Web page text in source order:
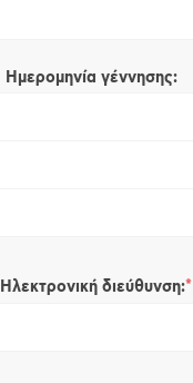
Ημερομηνία γέννησης:
Ηλεκτρονική διεύθυνση:*